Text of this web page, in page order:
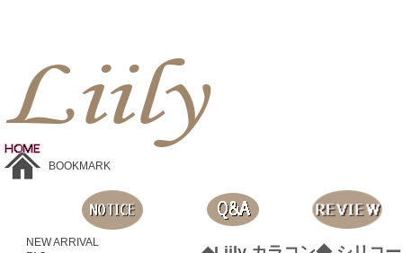
BOOKMARK
NEW ARRIVAL